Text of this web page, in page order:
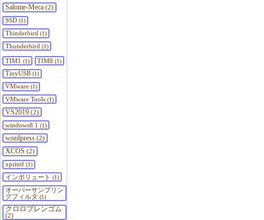
Salome-Meca (2)
SSD(1)
Thinderbird (1)
Thunderbird (1)
TIM1 (1) TIM8 (1)
TinyUSB(1)
VMware(1)
VMware Tools(1)
VS2019 (2)
windows8.1 (1)
wordpress (2)
XCOS (2)
xprintf(1)
インボリュート (1)
オーバーサンプリン
グフィルタ (1)
クロロプレンゴム
(2)